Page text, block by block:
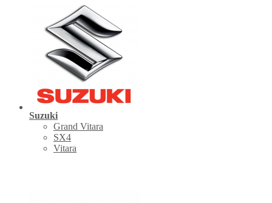
Suzuki
Grand Vitara
SX4
Vitara